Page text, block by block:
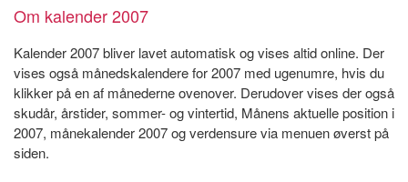
Om kalender 2007
Kalender 2007 bliver lavet automatisk og vises altid online. Der
vises også månedskalendere for 2007 med ugenumre, hvis du
klikker på en af månederne ovenover. Derudover vises der også
skudår, årstider, sommer- og vintertid, Månens aktuelle position i
2007, månekalender 2007 og verdensure via menuen øverst på
siden.